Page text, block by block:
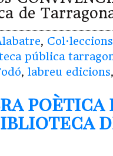
de
, Col·leccions
pública
, labreu edicions,
poètica